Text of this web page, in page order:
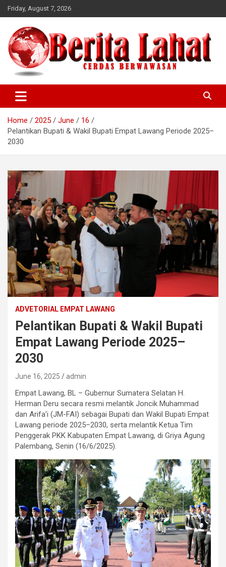
Skip
to
content
Friday, August 7, 2026
Cerdas
Home 2025 June
16
Pelantikan Bupati & Wakil Bupati Empat Lawang Periode 2025–
2030
ADVETORIAL EMPAT LAWANG
Pelantikan Bupati & Wakil Bupati
Empat Lawang Periode 2025–
2030
June 16, 2025 admin
Empat Lawang, BL – Gubernur Sumatera Selatan H.
Herman Deru secara resmi melantik Joncik Muhammad
dan Arifa’i (JM-FAI) sebagai Bupati dan Wakil Bupati Empat
Lawang periode 2025–2030, serta melantik Ketua Tim
Penggerak PKK Kabupaten Empat Lawang, di Griya Agung
Palembang, Senin (16/6/2025).